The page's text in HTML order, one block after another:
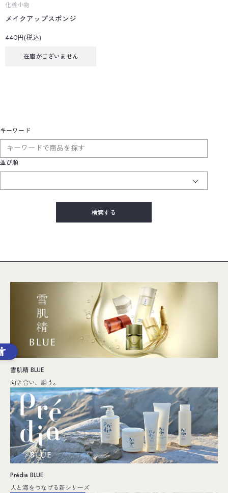
化粧小物
メイクアップスポンジ
440円(税込)
在庫がございません
キーワード
並び順
雪肌精 BLUE
向き合い、調う。
Prédia BLUE
人と海をつなげる新シリーズ